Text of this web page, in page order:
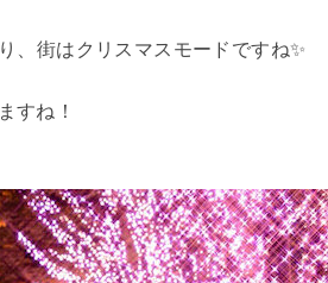
、街はクリスマスモードですね✨
すね！